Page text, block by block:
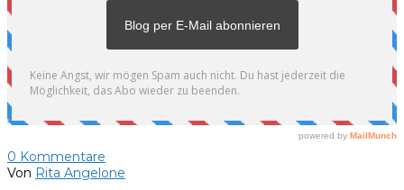
0 Kommentare
Von Rita Angelone